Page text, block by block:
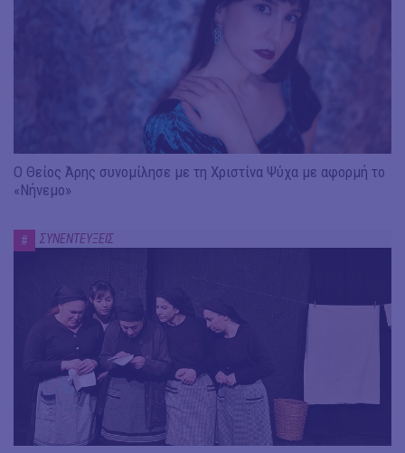
Ο Θείος Άρης συνομίλησε με τη Χριστίνα Ψύχα με αφορμή το
«Νήνεμο»
# ΣΥΝΕΝΤΕΥΞΕΙΣ